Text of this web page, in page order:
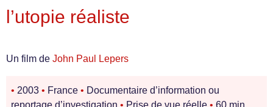
l’utopie réaliste
Un film de John Paul Lepers
• 2003 • France • Documentaire d’information ou
reportage d’investigation • Prise de vue réelle • 60 min